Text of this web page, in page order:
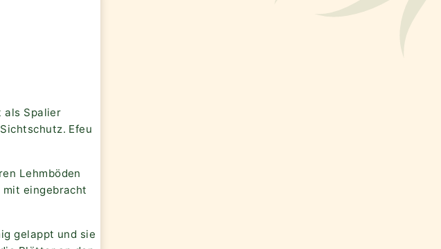
als Spalier
Efeu
Lehmböden
mit eingebracht
gelappt und sie